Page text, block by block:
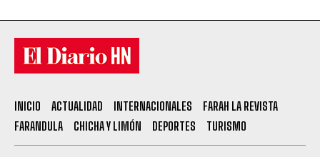
INICIO ACTUALIDAD INTERNACIONALES
FARAH LA REVISTA
FARANDULA
CHICHA Y LIMÓN DEPORTES TURISMO